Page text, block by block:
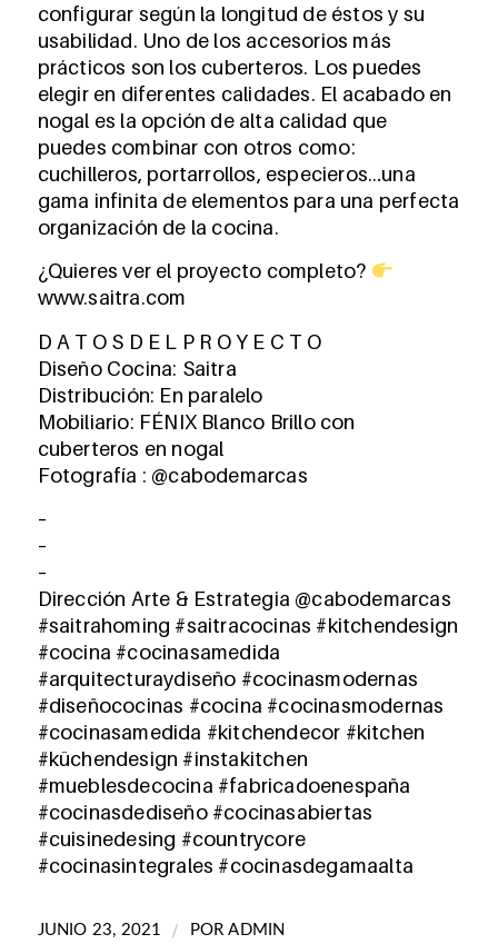
configurar según la longitud de éstos y su
usabilidad. Uno de los accesorios más
prácticos son los cuberteros. Los puedes
elegir en diferentes calidades. El acabado en
nogal es la opción de alta calidad que
puedes combinar con otros como:
cuchilleros, portarrollos, especieros…una
gama infinita de elementos para una perfecta
organización de la cocina.
¿Quieres ver el proyecto completo?
www.saitra.com
D A T O S D E L P R O Y E C T O
Diseño Cocina: Saitra
Distribución: En paralelo
Mobiliario: FÉNIX Blanco Brillo con
cuberteros en nogal
Fotografía : @cabodemarcas
–
–
–
Dirección Arte & Estrategia @cabodemarcas
#saitrahoming #saitracocinas #kitchendesign
#cocina #cocinasamedida
#arquitecturaydiseño #cocinasmodernas
#diseñococinas #cocina #cocinasmodernas
#cocinasamedida #kitchendecor #kitchen
#küchendesign #instakitchen
#mueblesdecocina #fabricadoenespaña
#cocinasdediseño #cocinasabiertas
#cuisinedesing #countrycore
#cocinasintegrales #cocinasdegamaalta
JUNIO 23, 2021 / PORADMIN